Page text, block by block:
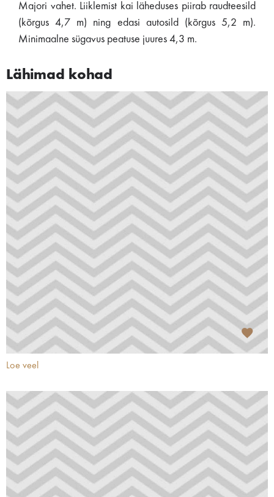
Majori vahet. Liiklemist kai läheduses piirab raudteesild
(kõrgus 4,7 m) ning edasi autosild (kõrgus 5,2 m).
Minimaalne sügavus peatuse juures 4,3 m.
Lähimad kohad
Loe veel